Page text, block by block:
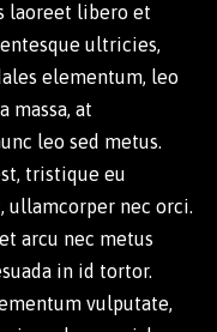
laoreet libero et
ultricies,
elementum, leo
massa, at
leo sed metus.
tristique eu
ullamcorper nec orci.
arcu nec metus
in id tortor.
vulputate,